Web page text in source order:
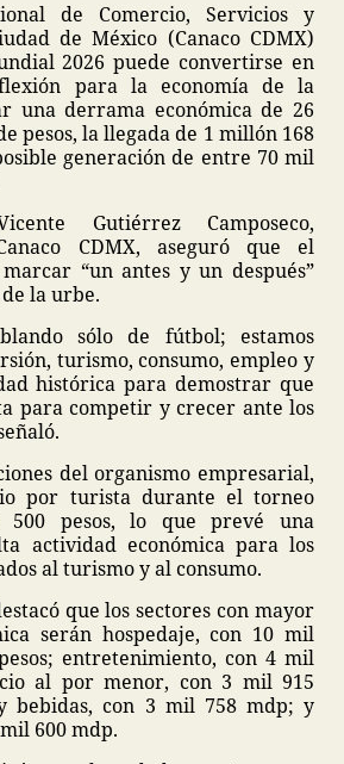
de Comercio, Servicios y
de México (Canaco CDMX)
2026 puede convertirse en
para la economía de la
una derrama económica de 26
pesos, la llegada de 1 millón 168
generación de entre 70 mil
Gutiérrez Camposeco,
CDMX, aseguró que el
“un antes y un después”
la urbe.
sólo de fútbol; estamos
turismo, consumo, empleo y
histórica para demostrar que
para competir y crecer ante los
del organismo empresarial,
por turista durante el torneo
pesos, lo que prevé una
actividad económica para los
al turismo y al consumo.
que los sectores con mayor
serán hospedaje, con 10 mil
entretenimiento, con 4 mil
al por menor, con 3 mil 915
bebidas, con 3 mil 758 mdp; y
600 mdp.